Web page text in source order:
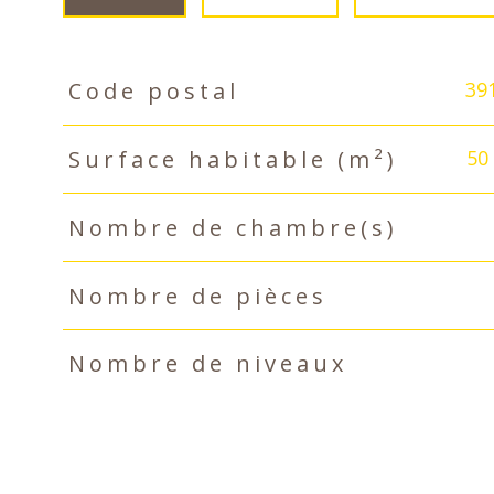
TRAD_PAMPERO_Caracteristique
Code postal
Surface habitable (m²) 50
Nombre de chambre(s)
Nombre de pièces
Nombre de niveaux